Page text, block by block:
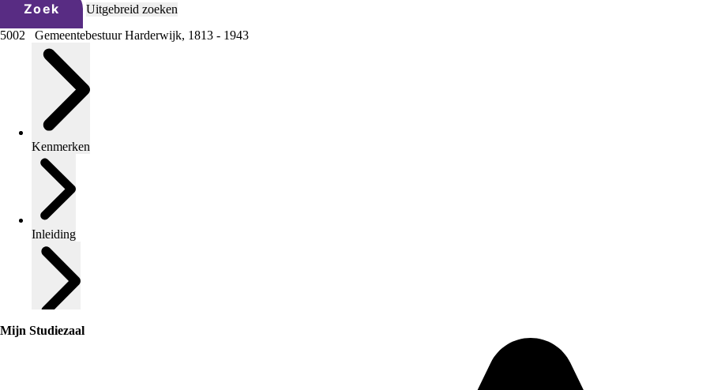
Zoek
Uitgebreid zoeken
5002 Gemeentebestuur Harderwijk, 1813 - 1943
Kenmerken
Inleiding
Inventaris
Mijn Studiezaal